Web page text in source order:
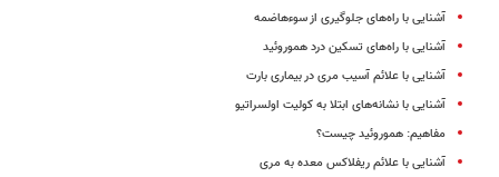
آشنایی با راه‌های جلوگیری از سوء‌هاضمه
آشنایی با راه‌های تسکین درد هموروئید
آشنایی با علائم آسیب مری در بیماری بارت
آشنایی با نشانه‌های ابتلا به کولیت اولسراتیو
مفاهیم: هموروئید چیست؟
آشنایی با علائم ریفلاکس معده به مری